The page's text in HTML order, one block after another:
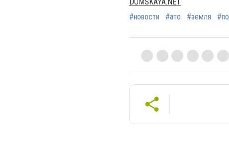
#новости
#ато #земля